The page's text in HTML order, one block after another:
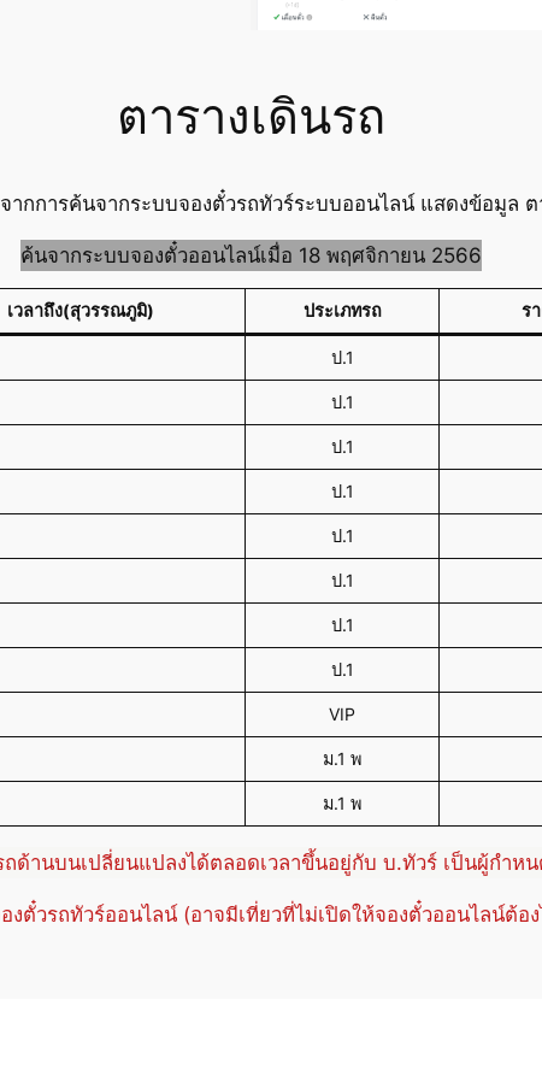
ตารางเดินรถ
กการค้นจากระบบจองตั๋วรถทัวร์ระบบออนไลน์ แสดงข้อมูล ต
ค้นจากระบบจองตั๋วออนไลน์เมื่อ 18 พฤศจิกายน 2566
เวลาถึง(สุวรรณภูมิ) ประเภทรถ ร
ป.1
ป.1
ป.1
ป.1
ป.1
ป.1
ป.1
ป.1
VIP
ม.1 พ
ม.1 พ
ถด้านบนเปลี่ยนแปลงได้ตลอดเวลาขึ้นอยู่กับ บ.ทัวร์ เป็นผู้กำห
งตั๋วรถทัวร์ออนไลน์ (อาจมีเที่ยวที่ไม่เปิดให้จองตั๋วออนไลน์ต้